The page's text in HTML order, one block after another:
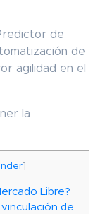
de
de
agilidad en el
la
]
Libre?
de